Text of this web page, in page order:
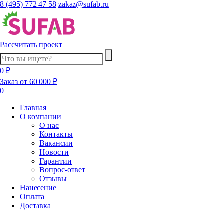
8 (495) 772 47 58 zakaz@sufab.ru
Рассчитать проект
0 ₽
Заказ от 60 000 ₽
0
Главная
О компании
О нас
Контакты
Вакансии
Новости
Гарантии
Вопрос-ответ
Отзывы
Нанесение
Оплата
Доставка